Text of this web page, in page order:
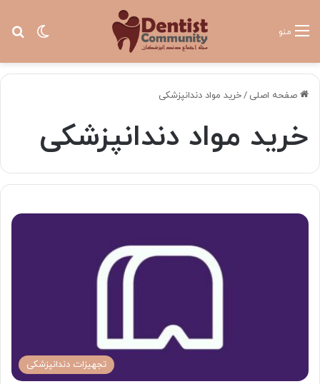
منو
صفحه اصلی /خرید مواد دندانپزشکی
خرید مواد دندانپزشکی
تجهیزات دندانپزشکی